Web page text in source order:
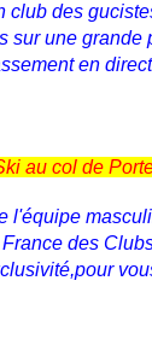
club des
sur une grande
en
au col de
l'équipe
des